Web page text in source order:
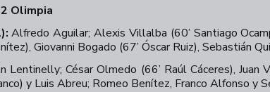
Olimpia
Alfredo Aguilar; Alexis Villalba (60’ Santiago
Giovanni Bogado (67’ Óscar Ruiz), Sebastián
Lentinelly; César Olmedo (66’ Raúl Cáceres),
y Luis Abreu; Romeo Benítez, Franco Alfonso y